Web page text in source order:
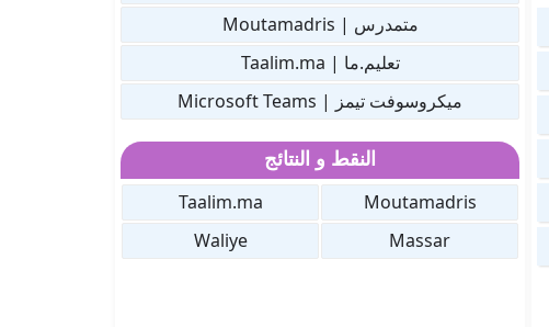
متمدرس | Moutamadris
تعليم.ما | Taalim.ma
ميكروسوفت تيمز | Microsoft Teams
النقط و النتائج
Moutamadris
Taalim.ma
Massar
Waliye